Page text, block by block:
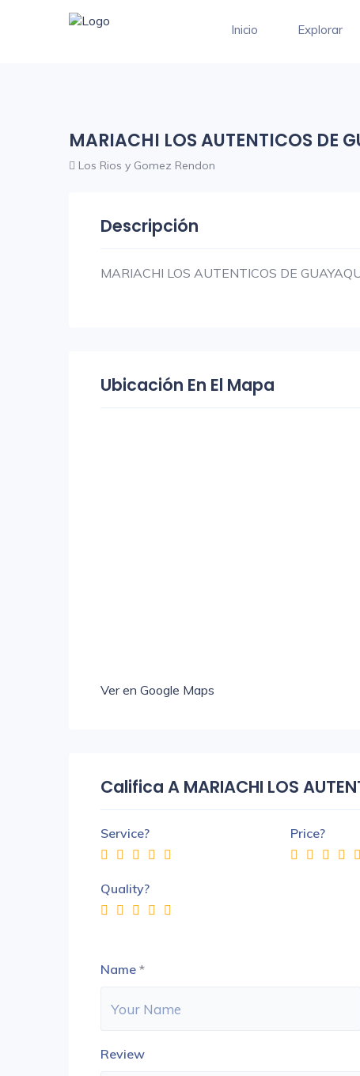
Inicio Explorar
MARIACHI LOS AUTENTICOS DE
Los Rios y Gomez Rendon
Descripción
MARIACHI LOS AUTENTICOS DE
Ubicación En El Mapa
Ver en Google Maps
Califica A MARIACHI LOS
Service? Price?
Quality?
Name *
Review